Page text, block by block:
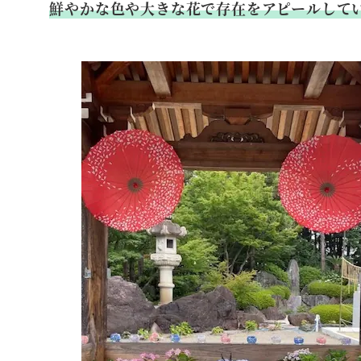
鮮やかな色や大きな花で存在をアピールして